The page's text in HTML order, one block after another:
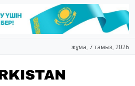
жұма, 7 тамыз, 2026